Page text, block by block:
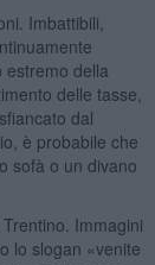
Imbattibili,
estremo della
delle tasse,
dal
è probabile che
sofà o un divano
Immagini
lo slogan «venite